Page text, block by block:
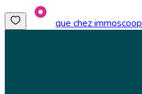
que chez immoscoop